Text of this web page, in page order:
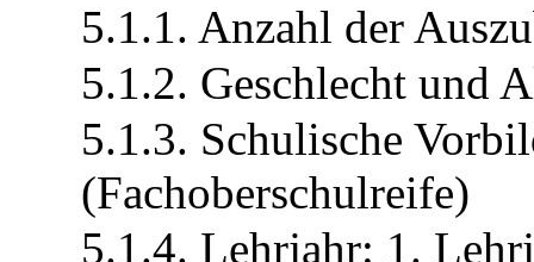
5.1.1. Anzahl der
5.1.2. Geschlecht und
5.1.3. Schulische
(Fachoberschulreife)
5.1.4. Lehrjahr: 1.